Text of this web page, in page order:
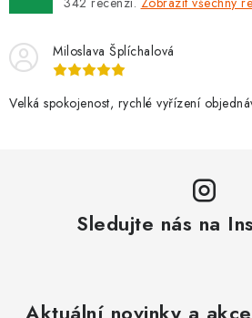
Miloslava Šplíchalová
Velká spokojenost, rychlé vyřízení
Sledujte nás na